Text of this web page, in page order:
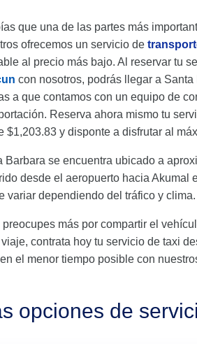
que una de las partes más
ofrecemos un servicio de
al precio más bajo. Al reservar tu
con nosotros, podrás llegar a
a que contamos con un equipo de
Reserva ahora mismo tu
$1,203.83 y disponte a disfrutar al
Barbara se encuentra ubicado a
desde el aeropuerto hacia Akumal
variar dependiendo del tráfico y clima.
preocupes más por compartir el
viaje, contrata hoy tu servicio de taxi
el menor tiempo posible con
opciones de